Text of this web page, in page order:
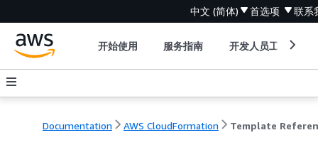
中文 (简体) 首选项 联系
开始使用 服务指南 开发人员工具
Documentation AWS CloudFormation Template